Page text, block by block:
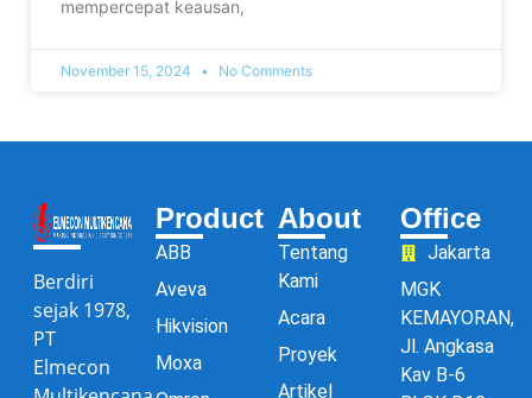
mempercepat keausan,
November 15, 2024 No Comments
Berdiri
sejak 1978,
PT
Elmecon
Product
ABB
Aveva
Hikvision
Moxa
About
Tentang
Kami
Acara
Proyek
Artikel
Office
Jakarta
MGK
KEMAYORAN,
Jl. Angkasa
Kav B-6